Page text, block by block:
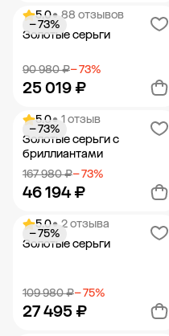
Добавить в корзину
5.0• 88 отзывов
Золотые серьги
90 980 ₽− 73%
25 019 ₽
− 73%
Добавить в корзину
5.0• 1 отзыв
Золотые серьги с
бриллиантами
167 980 ₽− 73%
46 194 ₽
− 73%
Добавить в корзину
5.0• 2 отзыва
Золотые серьги
109 980 ₽− 75%
27 495 ₽
− 75%